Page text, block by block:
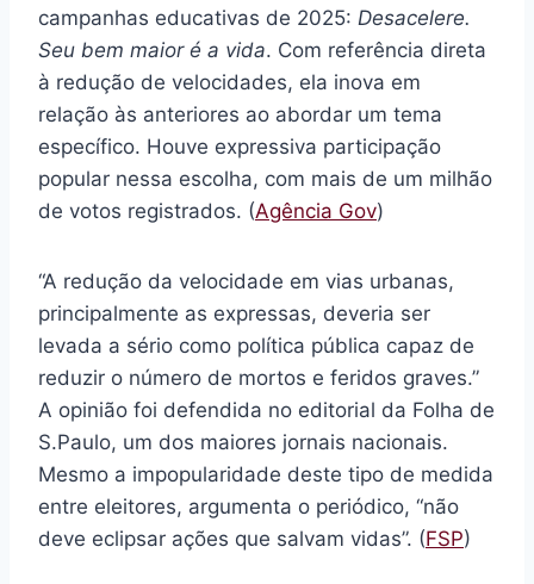
campanhas educativas de 2025: Desacelere.
Seu bem maior é a vida. Com referência direta
à redução de velocidades, ela inova em
relação às anteriores ao abordar um tema
específico. Houve expressiva participação
popular nessa escolha, com mais de um milhão
de votos registrados. (Agência Gov)
“A redução da velocidade em vias urbanas,
principalmente as expressas, deveria ser
levada a sério como política pública capaz de
reduzir o número de mortos e feridos graves.”
A opinião foi defendida no editorial da Folha de
S.Paulo, um dos maiores jornais nacionais.
Mesmo a impopularidade deste tipo de medida
entre eleitores, argumenta o periódico, “não
deve eclipsar ações que salvam vidas”. (FSP)